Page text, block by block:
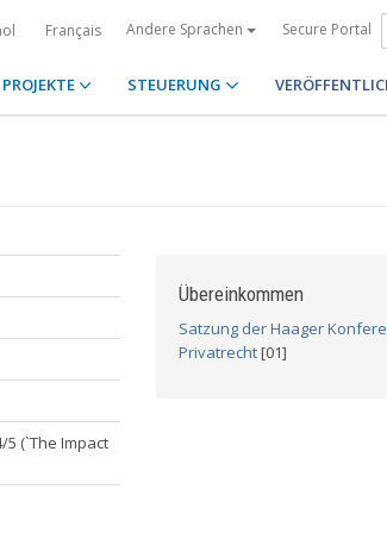
Français Andere Sprachen Secure Portal
PROJEKTE STEUERUNG
(`The Impact
Übereinkommen
Satzung der Haager
Privatrecht[01]